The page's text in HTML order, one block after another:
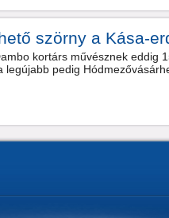
szörny a Kása-
kortárs művésznek eddig
legújabb pedig